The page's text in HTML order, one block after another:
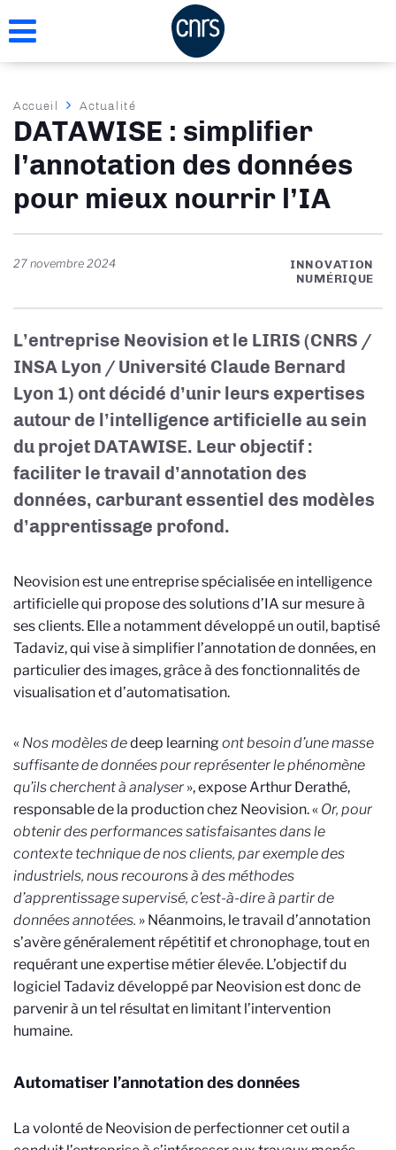
au
Fil
d'Ariane
Accueil Actualité
DATAWISE : simplifier
l’annotation des données
pour mieux nourrir l’IA
27 novembre 2024
INNOVATION
NUMÉRIQUE
L’entreprise Neovision et le LIRIS (CNRS /
INSA Lyon / Université Claude Bernard
Lyon 1) ont décidé d’unir leurs expertises
autour de l’intelligence artificielle au sein
du projet DATAWISE. Leur objectif :
faciliter le travail d’annotation des
données, carburant essentiel des modèles
d’apprentissage profond.
Neovision est une entreprise spécialisée en intelligence
artificielle qui propose des solutions d’IA sur mesure à
ses clients. Elle a notamment développé un outil, baptisé
Tadaviz, qui vise à simplifier l’annotation de données, en
particulier des images, grâce à des fonctionnalités de
visualisation et d’automatisation.
« Nos modèles dedeep learningont besoin d’une masse
suffisante de données pour représenter le phénomène
qu’ils cherchent à analyser », expose Arthur Derathé,
responsable de la production chez Neovision. « Or, pour
obtenir des performances satisfaisantes dans le
contexte technique de nos clients, par exemple des
industriels, nous recourons à des méthodes
d’apprentissage supervisé, c’est-à-dire à partir de
données annotées. » Néanmoins, le travail d’annotation
s’avère généralement répétitif et chronophage, tout en
requérant une expertise métier élevée. L’objectif du
logiciel Tadaviz développé par Neovision est donc de
parvenir à un tel résultat en limitant l’intervention
humaine.
Automatiser l’annotation des données
La volonté de Neovision de perfectionner cet outil a